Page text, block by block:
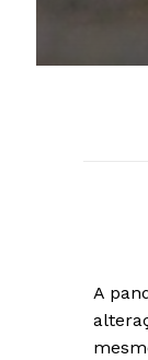
A